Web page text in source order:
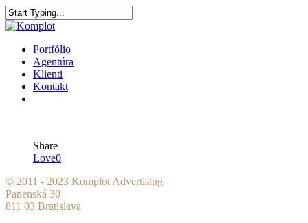
Portfólio
Agentúra
Klienti
Kontakt
Share
Love0
© 2011 - 2023 Komplot Advertising
Panenská 30
811 03 Bratislava